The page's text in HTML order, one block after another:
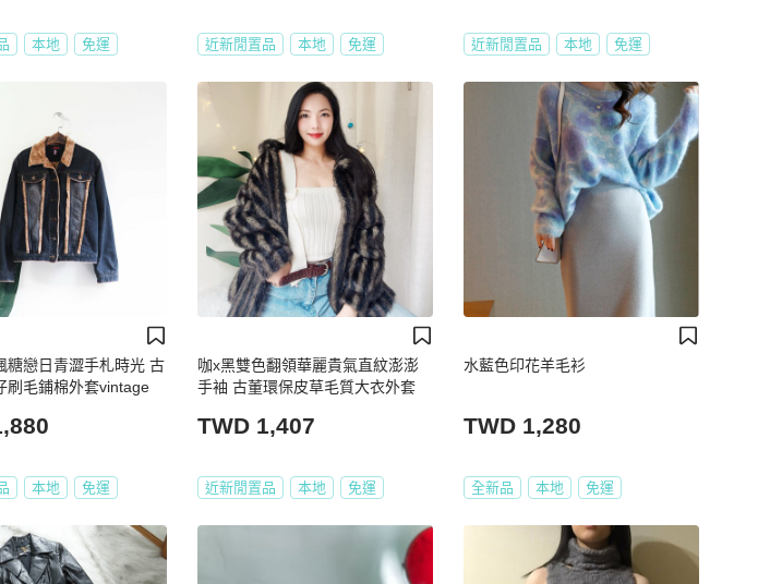
本地 免運 近新閒置品 本地 免運 近新閒置品 本地 免運
糖戀日青澀手札時光 古
刷毛鋪棉外套vintage
本地 免運
咖x黑雙色翻領華麗貴氣直紋澎澎
手袖 古董環保皮草毛質大衣外套
TWD 1,407
近新閒置品 本地 免運
水藍色印花羊毛衫
TWD 1,280
全新品 本地 免運